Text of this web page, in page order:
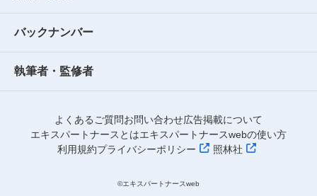
バックナンバー
執筆者・監修者
よくあるご質問お問い合わせ広告掲載について
エキスパートナースとはエキスパートナースwebの使い方
利用規約プライバシーポリシー 照林社
©︎エキスパートナースweb